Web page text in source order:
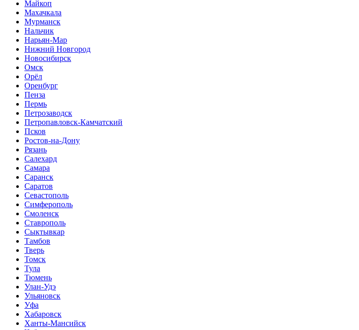
Майкоп
Махачкала
Мурманск
Нальчик
Нарьян-Мар
Нижний Новгород
Новосибирск
Омск
Орёл
Оренбург
Пенза
Пермь
Петрозаводск
Петропавловск-Камчатский
Псков
Ростов-на-Дону
Рязань
Салехард
Самара
Саранск
Саратов
Севастополь
Симферополь
Смоленск
Ставрополь
Сыктывкар
Тамбов
Тверь
Томск
Тула
Тюмень
Улан-Удэ
Ульяновск
Уфа
Хабаровск
Ханты-Мансийск